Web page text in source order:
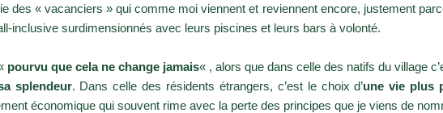
des « vacanciers » qui comme moi viennent et reviennent encore, justement
inclusive surdimensionnés avec leurs piscines et leurs bars à volonté.
pourvu que cela ne change jamais« , alors que dans celle des natifs du village
splendeur. Dans celle des résidents étrangers, c’est le choix d’une vie plus
économique qui souvent rime avec la perte des principes que je viens de